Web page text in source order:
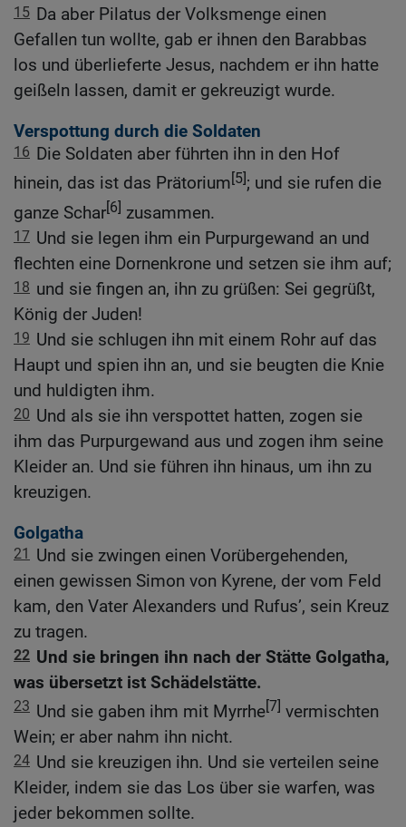
15 Da aber Pilatus der Volksmenge einen
Gefallen tun wollte, gab er ihnen den Barabbas
los und überlieferte Jesus, nachdem er ihn hatte
geißeln lassen, damit er gekreuzigt wurde.
Verspottung durch die Soldaten
16 Die Soldaten aber führten ihn in den Hof
hinein, das ist das Prätorium[5]; und sie rufen die
ganze Schar[6] zusammen.
17 Und sie legen ihm ein Purpurgewand an und
flechten eine Dornenkrone und setzen sie ihm auf;
18 und sie fingen an, ihn zu grüßen: Sei gegrüßt,
König der Juden!
19 Und sie schlugen ihn mit einem Rohr auf das
Haupt und spien ihn an, und sie beugten die Knie
und huldigten ihm.
20 Und als sie ihn verspottet hatten, zogen sie
ihm das Purpurgewand aus und zogen ihm seine
Kleider an. Und sie führen ihn hinaus, um ihn zu
kreuzigen.
Golgatha
21 Und sie zwingen einen Vorübergehenden,
einen gewissen Simon von Kyrene, der vom Feld
kam, den Vater Alexanders und Rufus’, sein Kreuz
zu tragen.
22 Und sie bringen ihn nach der Stätte Golgatha,
was übersetzt ist Schädelstätte.
23 Und sie gaben ihm mit Myrrhe[7] vermischten
Wein; er aber nahm ihn nicht.
24 Und sie kreuzigen ihn. Und sie verteilen seine
Kleider, indem sie das Los über sie warfen, was
jeder bekommen sollte.